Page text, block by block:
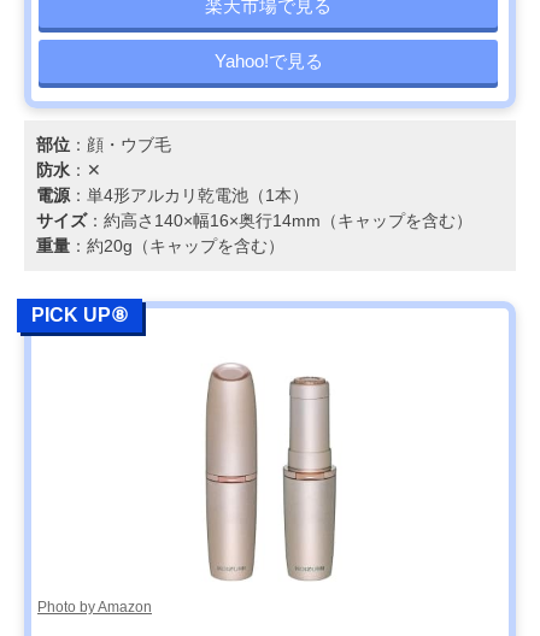
楽天市場で見る
Yahoo!で見る
部位 ：顔・ウブ毛
防水 ：✕
電源：単4形アルカリ乾電池（1本）
サイズ：約高さ140×幅16×奥行14mm（キャップを含む）
重量 ：約20g（キャップを含む）
PICK UP⑧
Photo by Amazon